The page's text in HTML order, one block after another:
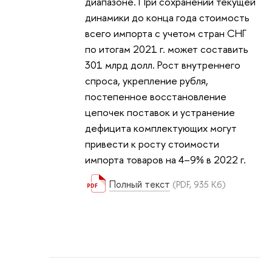
динамики до конца года стоимость
всего импорта с учетом стран СНГ
по итогам 2021 г. может составить
301 млрд долл. Рост внутреннего
спроса, укрепление рубля,
постепенное восстановление
цепочек поставок и устранение
дефицита комплектующих могут
привести к росту стоимости
импорта товаров на 4–9% в 2022 г.
Полный текст (PDF, 935 Кб)